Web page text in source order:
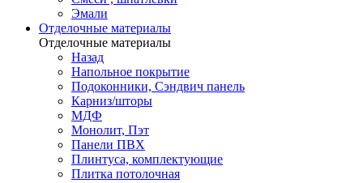
Эмали
Отделочные материалы
Отделочные материалы
Назад
Напольное покрытие
Подоконники, Сэндвич панель
Карниз/шторы
МДФ
Монолит, Пэт
Панели ПВХ
Плинтуса, комплектующие
Плитка потолочная